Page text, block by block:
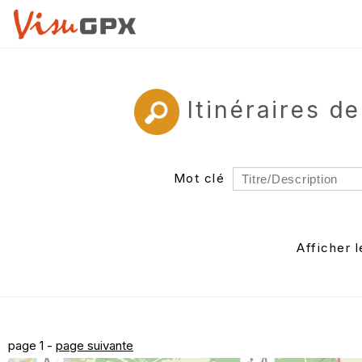
Itinéraires
Mot clé
Auteur
Afficher
page 1 - page suivante